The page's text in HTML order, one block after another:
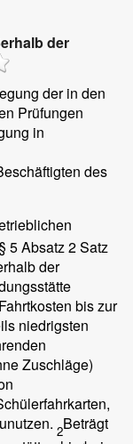
der
der in den
Prüfungen
in
des
5 Absatz 2 Satz
der
bis zur
niedrigsten
Zuschläge)
2Beträgt